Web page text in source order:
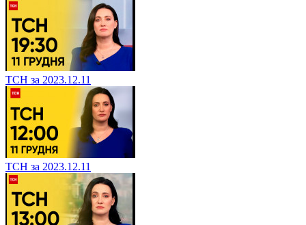
ТСН за 2023.12.11
ТСН за 2023.12.11